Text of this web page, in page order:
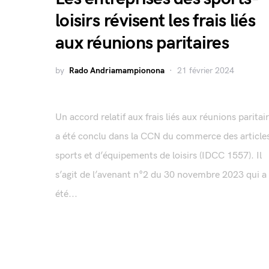
loisirs révisent les frais liés
aux réunions paritaires
by Rado Andriamampionona 21 février 2024
Un accord relatif aux frais liés aux réunions
a été conclu dans la CCN du commerce des
sports et d’équipements de loisirs (IDCC 1557). Il
s’agit de l’avenant n°2 du 30 novembre 2023 qui a
été...